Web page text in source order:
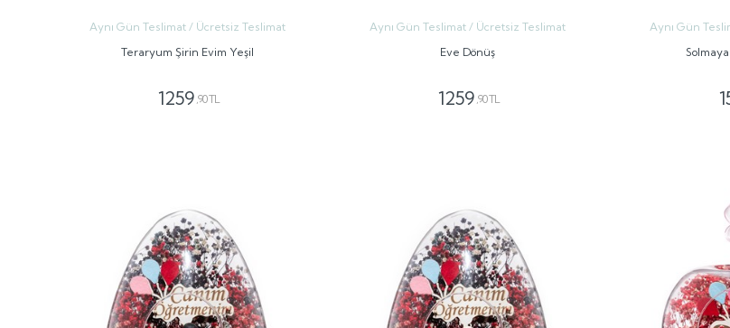
Aynı Gün Teslimat / Ücretsiz Teslimat
Teraryum Şirin Evim Yeşil
1259 ,90 TL
Aynı Gün Teslimat / Ücretsiz Teslimat
Eve Dönüş
1259 ,90 TL
Aynı Gün